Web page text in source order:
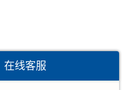
在线客服